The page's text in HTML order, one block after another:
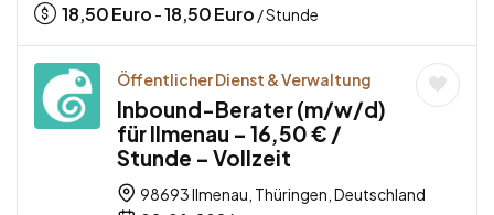
18,50Euro -18,50Euro / Stunde
Öffentlicher Dienst & Verwaltung
Inbound-Berater (m/w/d)
für Ilmenau – 16,50 € /
Stunde – Vollzeit
98693 Ilmenau, Thüringen, Deutschland